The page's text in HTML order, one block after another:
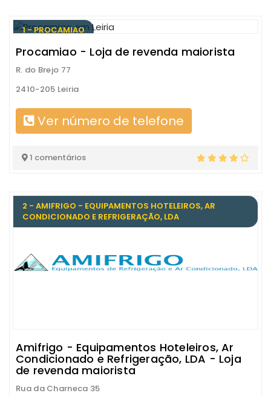
1 - PROCAMIAO
Procamiao - Loja de revenda maiorista
R. do Brejo 77
2410-205 Leiria
Ver número de telefone
1 comentários
2 - AMIFRIGO - EQUIPAMENTOS HOTELEIROS, AR
CONDICIONADO E REFRIGERAÇÃO, LDA
Amifrigo - Equipamentos Hoteleiros, Ar
Condicionado e Refrigeração, LDA - Loja
de revenda maiorista
Rua da Charneca 35